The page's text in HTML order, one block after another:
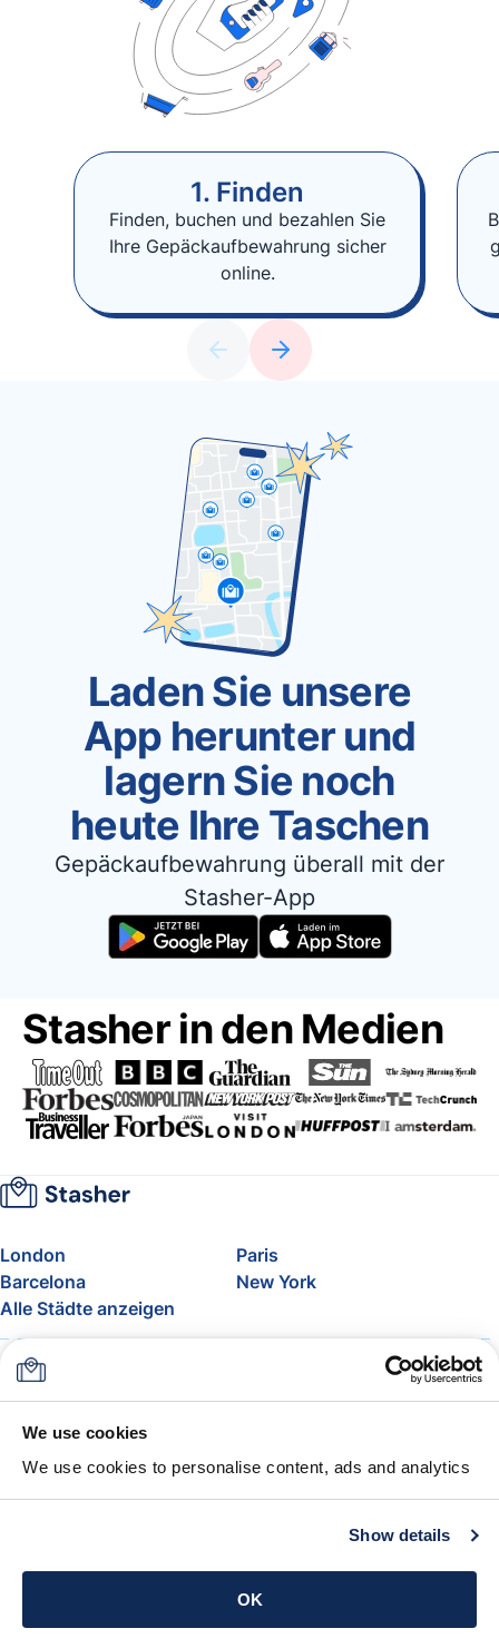
We use cookies
We use cookies to personalise content, ads and analytics
Show details
OK
1. Finden
Finden, buchen und bezahlen Sie
Ihre Gepäckaufbewahrung sicher
online.
Laden Sie unsere
App herunter und
lagern Sie noch
heute Ihre Taschen
Gepäckaufbewahrung überall mit der
Stasher-App
Stasher in den Medien
London
Paris
Barcelona
New York
Alle Städte anzeigen
Über uns
FAQ
Support
Blog
Freigepäck bei Airlines
Die Stasher-Garantie
AGB
App holen